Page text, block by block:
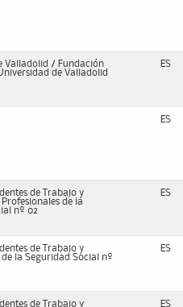
Valladolid / Fundación
de Valladolid
ES
ES
de Trabajo y
de la
nº 02
ES
de Trabajo y
de la Seguridad Social nº
ES
de Trabajo y
ES